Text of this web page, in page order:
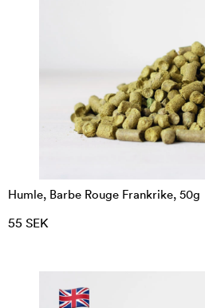
Humle, Barbe Rouge Frankrike, 50g
55 SEK